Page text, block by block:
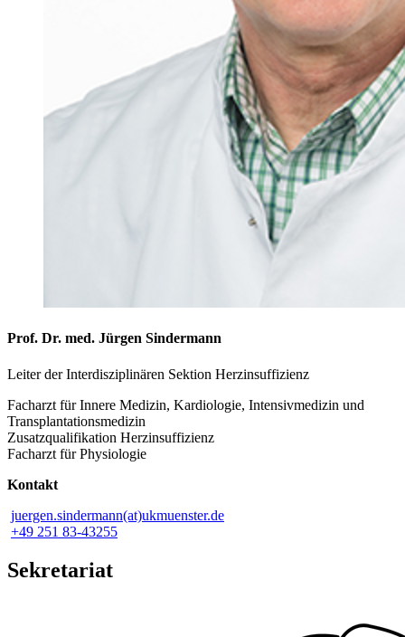
Prof. Dr. med. Jürgen Sindermann
Leiter der Interdisziplinären Sektion Herzinsuffizienz
Facharzt für Innere Medizin, Kardiologie, Intensivmedizin und
Transplantationsmedizin
Zusatzqualifikation Herzinsuffizienz
Facharzt für Physiologie
Kontakt
juergen.sindermann(at)ukmuenster.de
+49 251 83-43255
Sekretariat